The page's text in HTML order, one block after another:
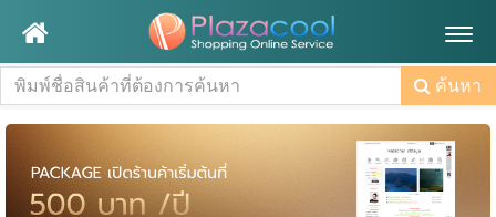
ค้นหา